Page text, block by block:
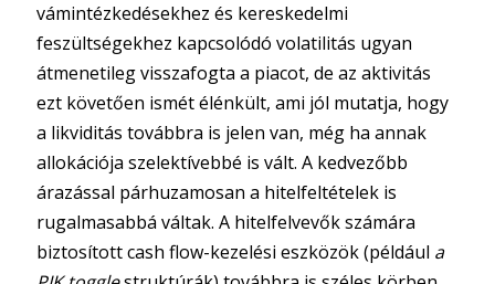
vámintézkedésekhez és kereskedelmi
feszültségekhez kapcsolódó volatilitás ugyan
átmenetileg visszafogta a piacot, de az aktivitás
ezt követően ismét élénkült, ami jól mutatja, hogy
a likviditás továbbra is jelen van, még ha annak
allokációja szelektívebbé is vált. A kedvezőbb
árazással párhuzamosan a hitelfeltételek is
rugalmasabbá váltak. A hitelfelvevők számára
biztosított cash flow-kezelési eszközök (például a